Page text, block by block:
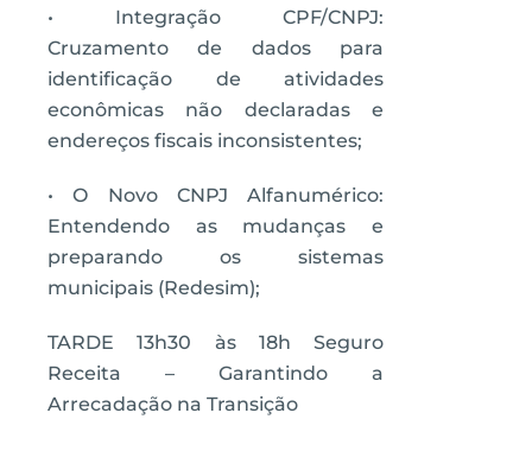
• Integração CPF/CNPJ:
Cruzamento de dados para
identificação de atividades
econômicas não declaradas e
endereços fiscais inconsistentes;
• O Novo CNPJ Alfanumérico:
Entendendo as mudanças e
preparando os sistemas
municipais (Redesim);
TARDE 13h30 às 18h Seguro
Receita – Garantindo a
Arrecadação na Transição